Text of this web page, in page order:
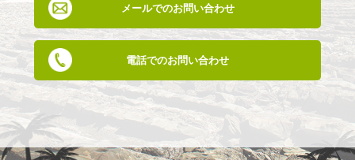
メールでのお問い合わせ
電話でのお問い合わせ